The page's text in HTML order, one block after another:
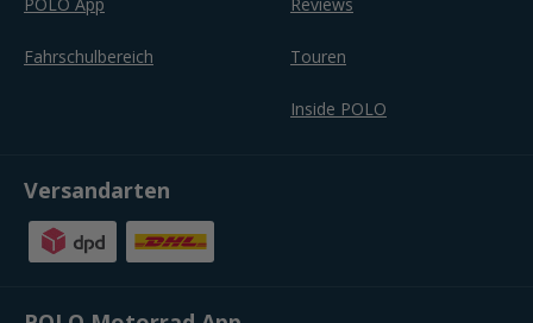
POLO App
Fahrschulbereich
Reviews
Touren
Inside POLO
Versandarten